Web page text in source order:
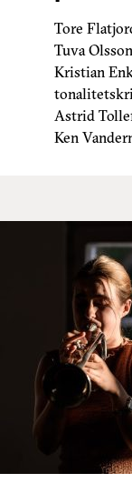
Tore
Tuva
Kristian
Astrid
Ken